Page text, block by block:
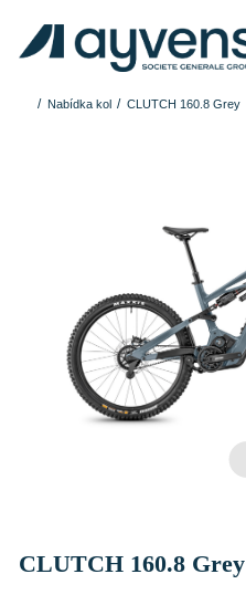
Nabídka kol CLUTCH 160.8 Grey
CLUTCH 160.8 Grey